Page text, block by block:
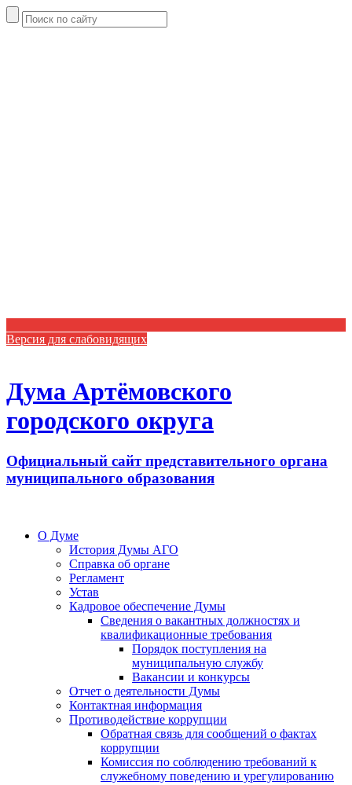
Версия для слабовидящих
Дума Артёмовского
городского округа
Официальный сайт представительного органа
муниципального образования
О Думе
История Думы АГО
Справка об органе
Регламент
Устав
Кадровое обеспечение Думы
Сведения о вакантных должностях и
квалификационные требования
Порядок поступления на
муниципальную службу
Вакансии и конкурсы
Отчет о деятельности Думы
Контактная информация
Противодействие коррупции
Обратная связь для сообщений о фактах
коррупции
Комиссия по соблюдению требований к
служебному поведению и урегулированию